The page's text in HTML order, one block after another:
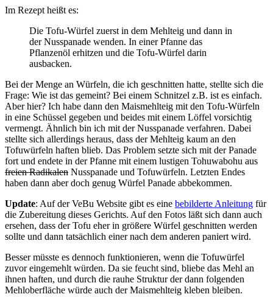
Im Rezept heißt es:
Die Tofu-Würfel zuerst in dem Mehlteig und dann in
der Nusspanade wenden. In einer Pfanne das
Pflanzenöl erhitzen und die Tofu-Würfel darin
ausbacken.
Bei der Menge an Würfeln, die ich geschnitten hatte, stellte sich die
Frage: Wie ist das gemeint? Bei einem Schnitzel z.B. ist es einfach.
Aber hier? Ich habe dann den Maismehlteig mit den Tofu-Würfeln
in eine Schüssel gegeben und beides mit einem Löffel vorsichtig
vermengt. Ähnlich bin ich mit der Nusspanade verfahren. Dabei
stellte sich allerdings heraus, dass der Mehlteig kaum an den
Tofuwürfeln haften blieb. Das Problem setzte sich mit der Panade
fort und endete in der Pfanne mit einem lustigen Tohuwabohu aus
freien Radikalen Nusspanade und Tofuwürfeln. Letzten Endes
haben dann aber doch genug Würfel Panade abbekommen.
Update: Auf der VeBu Website gibt es eine bebilderte Anleitung für
die Zubereitung dieses Gerichts. Auf den Fotos läßt sich dann auch
ersehen, dass der Tofu eher in größere Würfel geschnitten werden
sollte und dann tatsächlich einer nach dem anderen paniert wird.
Besser müsste es dennoch funktionieren, wenn die Tofuwürfel
zuvor eingemehlt würden. Da sie feucht sind, bliebe das Mehl an
ihnen haften, und durch die rauhe Struktur der dann folgenden
Mehloberfläche würde auch der Maismehlteig kleben bleiben.